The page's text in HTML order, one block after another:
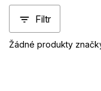
Filtr
Žádné produkty